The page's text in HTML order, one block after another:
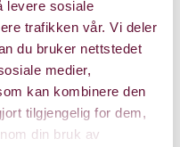
levere sosiale
trafikken vår. Vi deler
du bruker nettstedet
medier,
kan kombinere den
tilgjengelig for dem,
din bruk av
Kulturhussjefens
10 konserter:
Marius Neset
BBC Proms-suksessen